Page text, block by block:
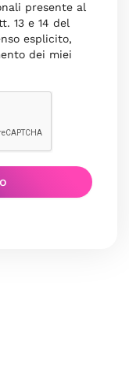
presente al
13 e 14 del
esplicito,
dei miei